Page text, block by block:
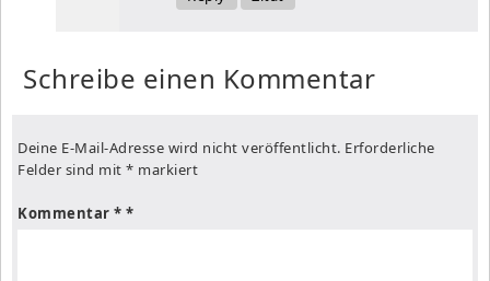
Schreibe einen Kommentar
Deine E-Mail-Adresse wird nicht veröffentlicht. Erforderliche
Felder sind mit * markiert
Kommentar *